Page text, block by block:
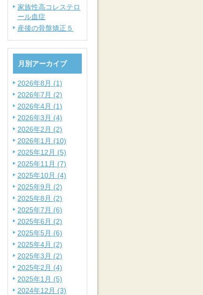
家族性高コレステロ
ール血症
産後の骨盤矯正５
月別アーカイブ
2026年8月 (1)
2026年7月 (2)
2026年4月 (1)
2026年3月 (4)
2026年2月 (2)
2026年1月 (10)
2025年12月 (5)
2025年11月 (7)
2025年10月 (4)
2025年9月 (2)
2025年8月 (2)
2025年7月 (6)
2025年6月 (2)
2025年5月 (6)
2025年4月 (2)
2025年3月 (2)
2025年2月 (4)
2025年1月 (5)
2024年12月 (3)